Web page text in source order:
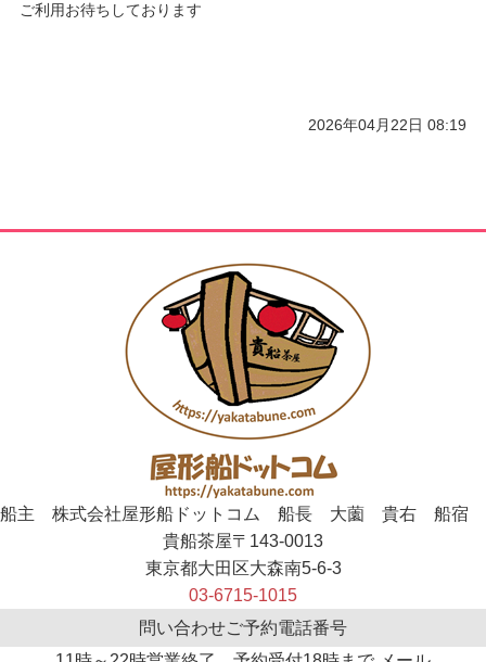
ご利用お待ちしております
2026年04月22日 08:19
船主 株式会社屋形船ドットコム 船長 大薗 貴右 船宿
貴船茶屋〒143-0013
東京都大田区大森南5-6-3
03-6715-1015
問い合わせご予約電話番号